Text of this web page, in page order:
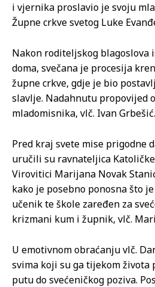
i vjernika proslavio je svoju
Župne crkve svetog Luke
Nakon roditeljskog blagoslova
doma, svečana je procesija
župne crkve, gdje je bio
slavlje. Nadahnutu propovijed
mladomisnika, vlč. Ivan Grbešić.
Pred kraj svete mise prigodne
uručili su ravnateljica
Virovitici Marijana Novak
kako je posebno ponosna što
učenik te škole zaređen za
krizmani kum i župnik, vlč.
U emotivnom obraćanju vlč.
svima koji su ga tijekom
putu do svećeničkog poziva.